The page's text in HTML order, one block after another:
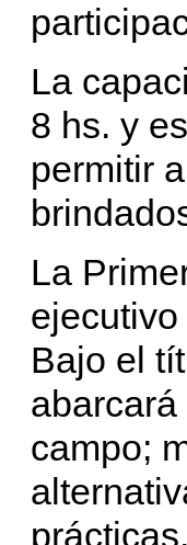
La
8 hs. y
permitir
La
Bajo el
campo;